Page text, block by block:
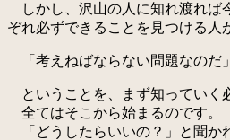
しかし、沢山の人に知れ渡れば
ぞれ必ずできることを見つける人
「考えねばならない問題なのだ」
ということを、まず知っていく
全てはそこから始まるのです。
「どうしたらいいの？」と聞か